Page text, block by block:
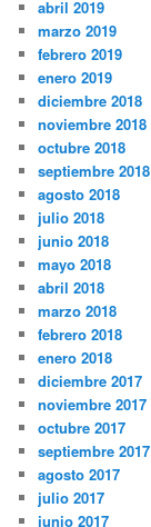
abril 2019
marzo 2019
febrero 2019
enero 2019
diciembre 2018
noviembre 2018
octubre 2018
septiembre 2018
agosto 2018
julio 2018
junio 2018
mayo 2018
abril 2018
marzo 2018
febrero 2018
enero 2018
diciembre 2017
noviembre 2017
octubre 2017
septiembre 2017
agosto 2017
julio 2017
junio 2017